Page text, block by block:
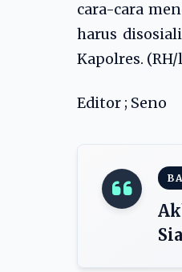
cara-cara
harus
Kapolres.
Editor ; Seno